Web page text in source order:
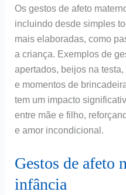
Os gestos de afeto
incluindo desde simples
mais elaboradas, como
a criança. Exemplos de
apertados, beijos na
e momentos de
tem um impacto
entre mãe e filho,
e amor incondicional.
Gestos de afeto
infância